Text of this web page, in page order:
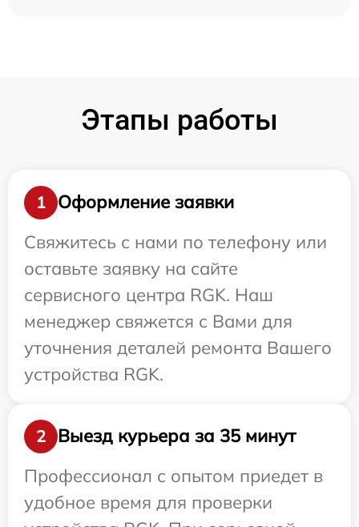
Этапы работы
1
Оформление заявки
Свяжитесь с нами по телефону или
оставьте заявку на сайте
сервисного центра RGK. Наш
менеджер свяжется с Вами для
уточнения деталей ремонта Вашего
устройства RGK.
2
Выезд курьера за 35 минут
Профессионал с опытом приедет в
удобное время для проверки